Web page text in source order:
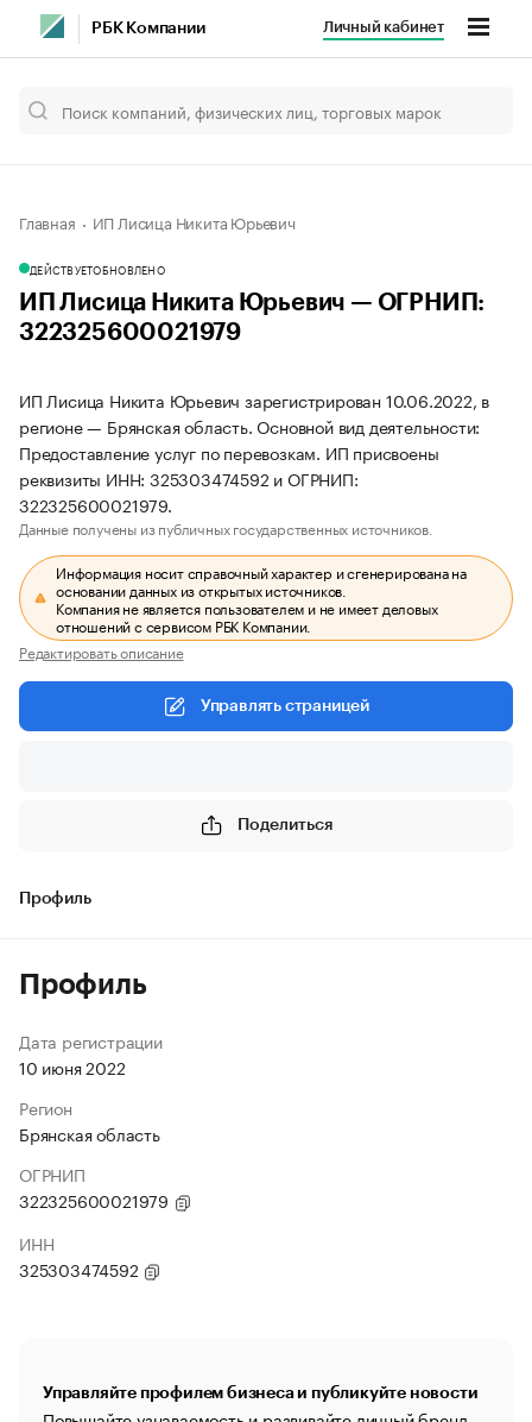
РБК Компании Личный кабинет
Главная ИП Лисица Никита Юрьевич
ДЕЙСТВУЕТОБНОВЛЕНО
ИП Лисица Никита Юрьевич — ОГРНИП:
322325600021979
ИП Лисица Никита Юрьевич зарегистрирован 10.06.2022, в
регионе — Брянская область. Основной вид деятельности:
Предоставление услуг по перевозкам. ИП присвоены
реквизиты ИНН: 325303474592 и ОГРНИП:
322325600021979.
Данные получены из публичных государственных источников.
Информация носит справочный характер и сгенерирована на
основании данных из открытых источников.
Компания не является пользователем и не имеет деловых
отношений с сервисом РБК Компании.
Редактировать описание
Управлять страницей
Поделиться
Профиль
Профиль
Дата регистрации
10 июня 2022
Регион
Брянская область
ОГРНИП
322325600021979
ИНН
325303474592
Управляйте профилем бизнеса и публикуйте новости